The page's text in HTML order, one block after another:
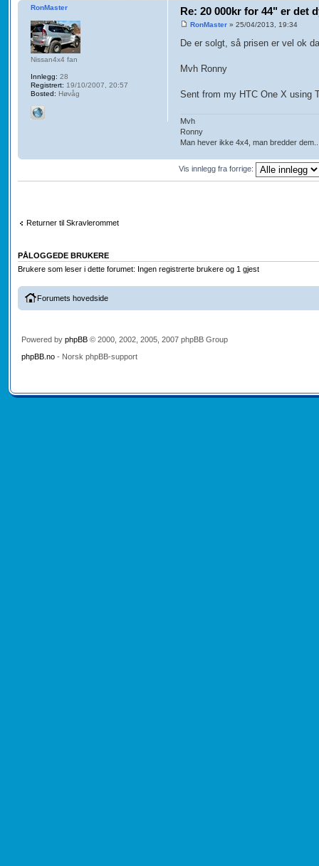
Re: 20 000kr for 44" er det
RonMaster » 25/04/2013, 19:34
De er solgt, så prisen er vel ok
Mvh Ronny
Sent from my HTC One X using
Mvh
Ronny
Man hever ikke 4x4, man bredder
RonMaster
Nissan4x4 fan
Innlegg: 28
Registrert: 19/10/2007, 20:57
Bosted: Høvåg
Vis innlegg fra forrige:
Returner til Skravlerommet
PÅLOGGEDE BRUKERE
Brukere som leser i dette forumet: Ingen registrerte brukere og 1 gjest
Forumets hovedside
Powered by phpBB© 2000, 2002, 2005, 2007 phpBB Group
phpBB.no- Norsk phpBB-support